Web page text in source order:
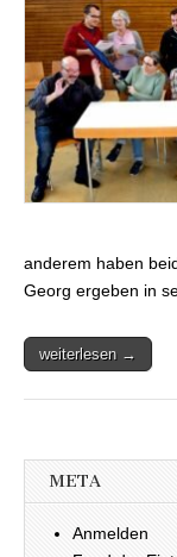
anderem haben
Georg ergeben in
weiterlesen →
META
Anmelden